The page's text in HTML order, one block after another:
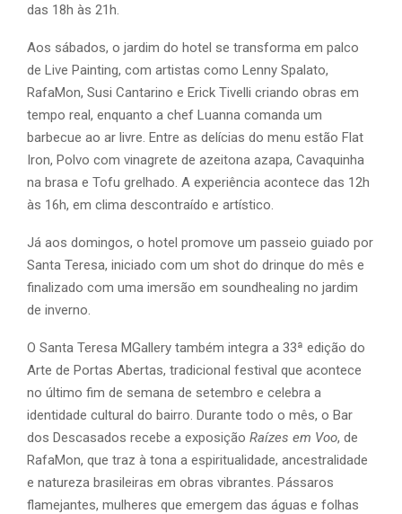
das 18h às 21h.
Aos sábados, o jardim do hotel se transforma em palco
de Live Painting, com artistas como Lenny Spalato,
RafaMon, Susi Cantarino e Erick Tivelli criando obras em
tempo real, enquanto a chef Luanna comanda um
barbecue ao ar livre. Entre as delícias do menu estão Flat
Iron, Polvo com vinagrete de azeitona azapa, Cavaquinha
na brasa e Tofu grelhado. A experiência acontece das 12h
às 16h, em clima descontraído e artístico.
Já aos domingos, o hotel promove um passeio guiado por
Santa Teresa, iniciado com um shot do drinque do mês e
finalizado com uma imersão em soundhealing no jardim
de inverno.
O Santa Teresa MGallery também integra a 33ª edição do
Arte de Portas Abertas, tradicional festival que acontece
no último fim de semana de setembro e celebra a
identidade cultural do bairro. Durante todo o mês, o Bar
dos Descasados recebe a exposição Raízes em Voo, de
RafaMon, que traz à tona a espiritualidade, ancestralidade
e natureza brasileiras em obras vibrantes. Pássaros
flamejantes, mulheres que emergem das águas e folhas